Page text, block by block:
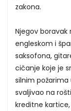
zakona.
Njegov
engleskom i
saksofona,
cičanje koje je
silnim požarima
svaljivao na
kreditne